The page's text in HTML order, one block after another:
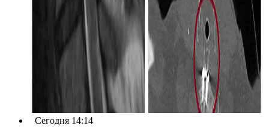
Сегодня 14:14